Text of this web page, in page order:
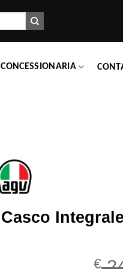
CONCESSIONARIA
Casco
€